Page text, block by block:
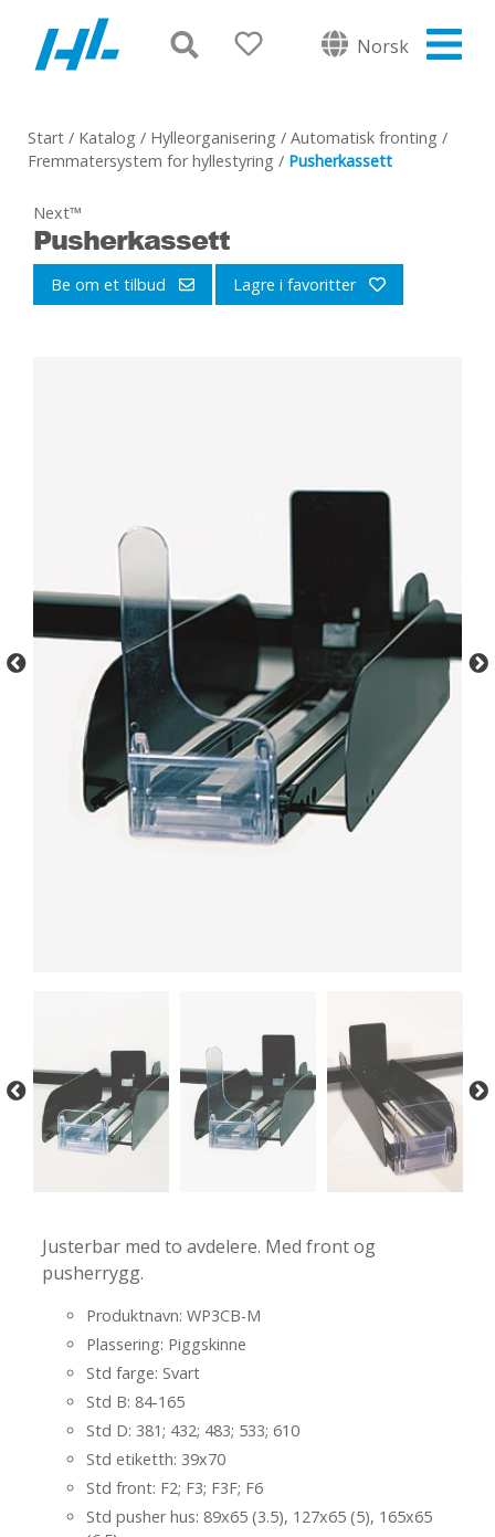
Norsk
Start / Katalog / Hylleorganisering / Automatisk fronting /
Fremmatersystem for hyllestyring / Pusherkassett
Next™
Pusherkassett
Be om et tilbud Lagre i favoritter
Justerbar med to avdelere. Med front og
pusherrygg.
Produktnavn: WP3CB-M
Plassering: Piggskinne
Std farge: Svart
Std B: 84-165
Std D: 381; 432; 483; 533; 610
Std etiketth: 39x70
Std front: F2; F3; F3F; F6
Std pusher hus: 89x65 (3.5), 127x65 (5), 165x65